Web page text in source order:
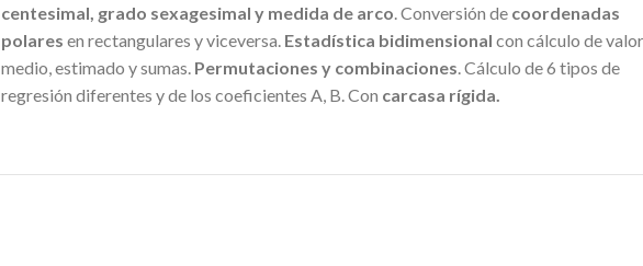
centesimal, grado sexagesimal y medida de arco . Conversión de coordenadas
polares en rectangulares y viceversa. Estadística bidimensional con cálculo de valor
medio, estimado y sumas. Permutaciones y combinaciones . Cálculo de 6 tipos de
regresión diferentes y de los coeficientes A, B. Con carcasa rígida.